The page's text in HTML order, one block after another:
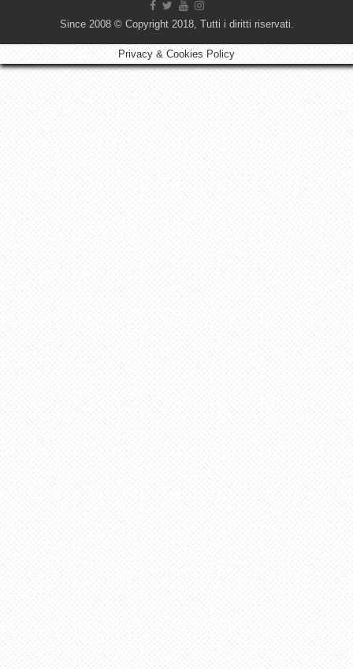
Since 2008 © Copyright 2018, Tutti i diritti riservati.
Privacy & Cookies Policy